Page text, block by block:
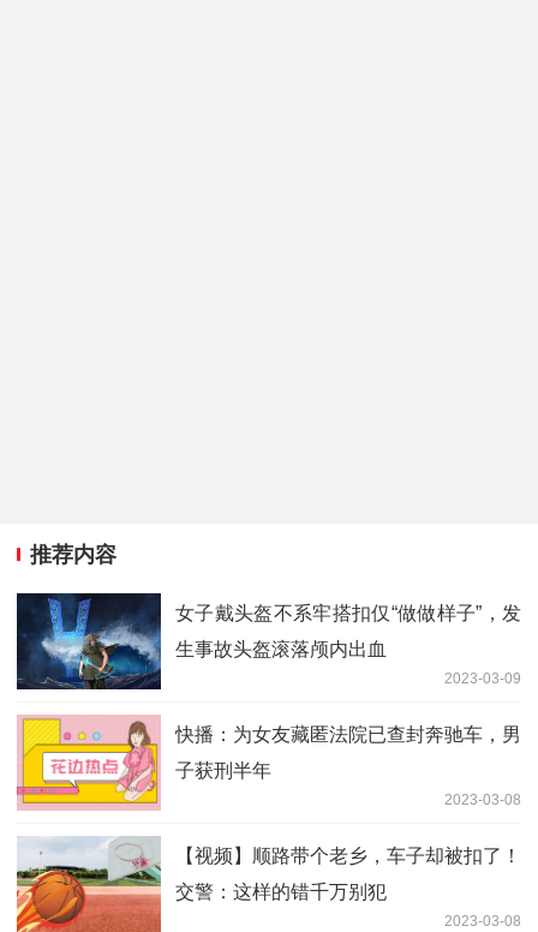
推荐内容
女子戴头盔不系牢搭扣仅“做做样子”，发
生事故头盔滚落颅内出血
2023-03-09
快播：为女友藏匿法院已查封奔驰车，男
子获刑半年
2023-03-08
【视频】顺路带个老乡，车子却被扣了！
交警：这样的错千万别犯
2023-03-08